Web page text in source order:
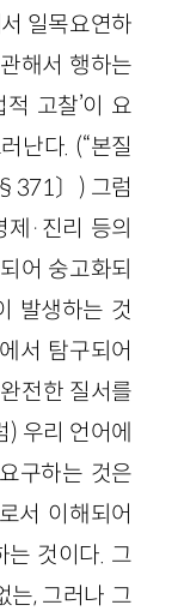
일목요연하
해서 행하는
고찰’이 요
난다. (“본질
§371〕) 그럼
·진리 등의
어 숭고화되
발생하는 것
서 탐구되어
전한 질서를
) 우리 언어에
구하는 것은
서 이해되어
것이다. 그
는, 그러나 그